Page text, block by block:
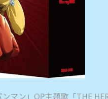
マン」OP主題歌「THE